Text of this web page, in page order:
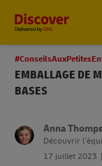
EMBALLAGE DE
BASES
Anna
Découvrir
17 juillet 2023